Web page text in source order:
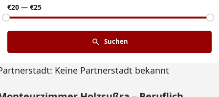
€20 — €25
Suchen
Keine Partnerstadt bekannt